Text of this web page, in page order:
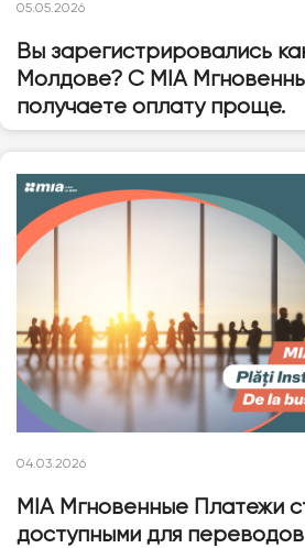
05.05.2026
Вы зарегистрировались
Молдове? С MIA
получаете оплату проще.
04.03.2026
MIA Мгновенные Платежи
доступными для